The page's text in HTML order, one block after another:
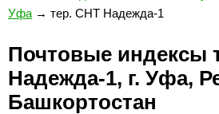
Уфа → тер. СНТ Надежда-1
Почтовые индексы
Надежда-1, г. Уфа,
Башкортостан